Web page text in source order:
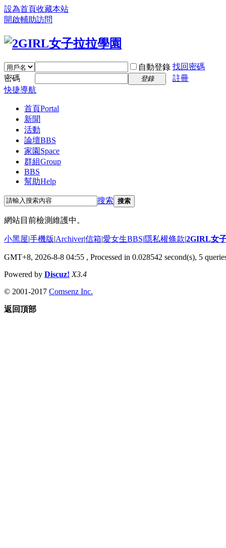
設為首頁收藏本站
開啟輔助訪問
自動登錄 找回密碼
密碼
登錄
註冊
快捷導航
首頁Portal
新聞
活動
論壇BBS
家園 Space
群組Group
BBS
幫助Help
搜索 搜索
網站目前檢測維護中。
小黑屋|手機版|Archiver|信箱|愛女生BBS|隱私權條款|2GIRL女
GMT+8, 2026-8-8 04:55 , Processed in 0.028542 second(s), 5
Powered by Discuz! X3.4
© 2001-2017 Comsenz Inc.
返回頂部